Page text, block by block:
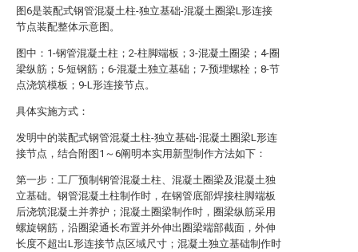
图6是装配式钢管混凝土柱-独立基础-混凝土圈梁L形连接
节点装配整体示意图。
图中：1-钢管混凝土柱；2-柱脚端板；3-混凝土圈梁；4-圈
梁纵筋；5-短钢筋；6-混凝土独立基础；7-预埋螺栓；8-节
点浇筑模板；9-L形连接节点。
具体实施方式：
发明中的装配式钢管混凝土柱-独立基础-混凝土圈梁L形连
接节点，结合附图1～6阐明本实用新型制作方法如下：
第一步：工厂预制钢管混凝土柱、混凝土圈梁及混凝土独
立基础。钢管混凝土柱制作时，在钢管底部焊接柱脚端板
后浇筑混凝土并养护；混凝土圈梁制作时，圈梁纵筋采用
螺旋钢筋，沿圈梁通长布置并外伸出圈梁端部截面，外伸
长度不超出L形连接节点区域尺寸；混凝土独立基础制作时